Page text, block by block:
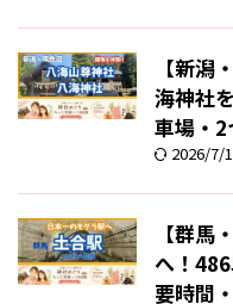
【新潟
海神社
車場・
2026/7/
【群馬
へ！
要時間